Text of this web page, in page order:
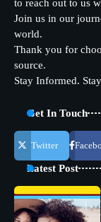
to reach out to us
Join us in our
world.
Thank you for
source.
Stay Informed.
Get In Touch
Twitter
Latest Post